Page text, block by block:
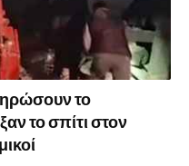
το
το σπίτι στον